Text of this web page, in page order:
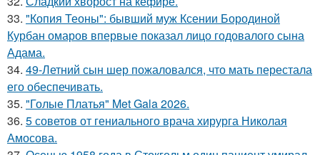
33. "Копия Теоны": бывший муж Ксении Бородиной
Курбан омаров впервые показал лицо годовалого сына
Адама.
34. 49-Летний сын шер пожаловался, что мать перестала
его обеспечивать.
35. "Голые Платья" Met Gala 2026.
36. 5 советов от гениального врача хирурга Николая
Амосова.